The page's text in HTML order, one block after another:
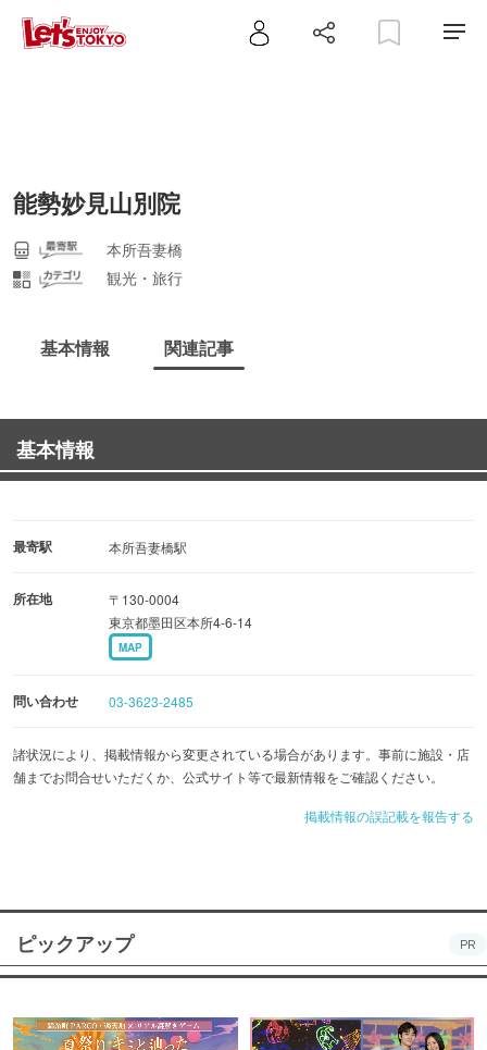
能勢妙見山別院
本所吾妻橋
観光・旅行
基本情報 関連記事
基本情報
最寄駅 本所吾妻橋駅
所在地
〒130-0004
東京都墨田区本所4-6-14
MAP
問い合わせ 03-3623-2485
諸状況により、掲載情報から変更されている場合があります。事前に施設・店
舗までお問合せいただくか、公式サイト等で最新情報をご確認ください。
掲載情報の誤記載を報告する
ピックアップ PR